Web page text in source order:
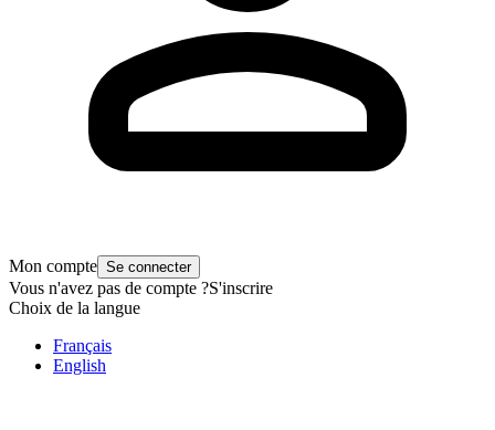
Mon compte Se connecter
Vous n'avez pas de compte ?S'inscrire
Choix de la langue
Français
English